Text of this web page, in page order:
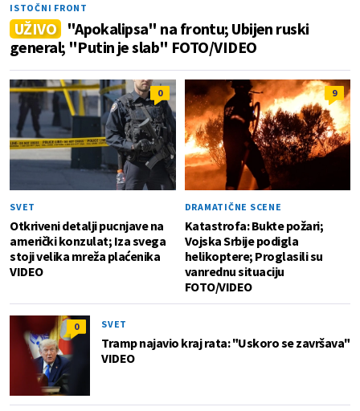
ISTOČNI FRONT
UŽIVO "Apokalipsa" na frontu; Ubijen ruski
general; "Putin je slab" FOTO/VIDEO
0
SVET
Otkriveni detalji pucnjave na
američki konzulat; Iza svega
stoji velika mreža plaćenika
VIDEO
9
DRAMATIČNE SCENE
Katastrofa: Bukte požari;
Vojska Srbije podigla
helikoptere; Proglasili su
vanrednu situaciju
FOTO/VIDEO
0 SVET
Tramp najavio kraj rata: "Uskoro se završava"
VIDEO